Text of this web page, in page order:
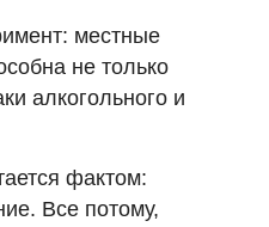
местные
не только
алкогольного и
фактом:
Все потому,